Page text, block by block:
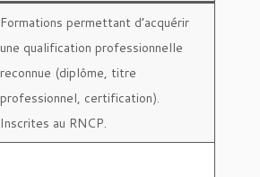
Formations permettant d’acquérir
une qualification professionnelle
reconnue (diplôme, titre
professionnel, certification).
Inscrites au RNCP.